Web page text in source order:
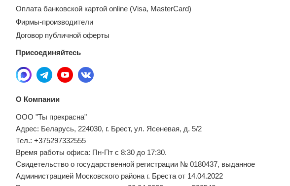
Оплата банковской картой online (Visa, MasterCard)
Фирмы-производители
Договор публичной оферты
Присоединяйтесь
О Компании
ООО "Ты прекрасна"
Адрес: Беларусь, 224030, г. Брест, ул. Ясеневая, д. 5/2
Тел.: +375297332555
Время работы офиса: Пн-Пт с 8:30 до 17:30.
Свидетельство о государственной регистрации № 0180437, выданное
Администрацией Московского района г. Бреста от 14.04.2022